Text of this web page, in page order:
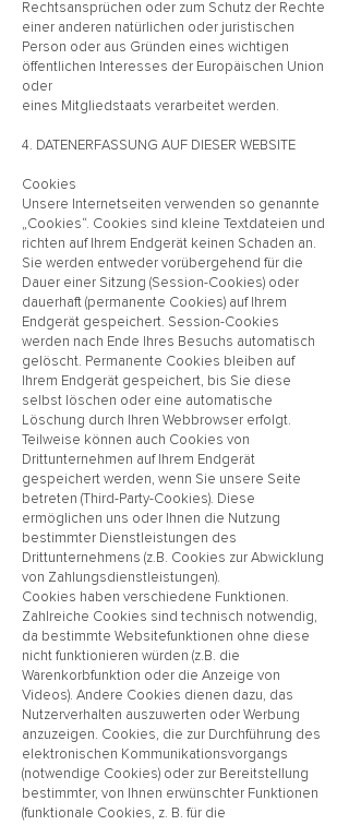
Rechtsansprüchen oder zum Schutz der Rechte
einer anderen natürlichen oder juristischen
Person oder aus Gründen eines wichtigen
öffentlichen Interesses der Europäischen Union
oder
eines Mitgliedstaats verarbeitet werden.
4. DATENERFASSUNG AUF DIESER WEBSITE
Cookies
Unsere Internetseiten verwenden so genannte
„Cookies“. Cookies sind kleine Textdateien und
richten auf Ihrem Endgerät keinen Schaden an.
Sie werden entweder vorübergehend für die
Dauer einer Sitzung (Session-Cookies) oder
dauerhaft (permanente Cookies) auf Ihrem
Endgerät gespeichert. Session-Cookies
werden nach Ende Ihres Besuchs automatisch
gelöscht. Permanente Cookies bleiben auf
Ihrem Endgerät gespeichert, bis Sie diese
selbst löschen oder eine automatische
Löschung durch Ihren Webbrowser erfolgt.
Teilweise können auch Cookies von
Drittunternehmen auf Ihrem Endgerät
gespeichert werden, wenn Sie unsere Seite
betreten (Third-Party-Cookies). Diese
ermöglichen uns oder Ihnen die Nutzung
bestimmter Dienstleistungen des
Drittunternehmens (z.B. Cookies zur Abwicklung
von Zahlungsdienstleistungen).
Cookies haben verschiedene Funktionen.
Zahlreiche Cookies sind technisch notwendig,
da bestimmte Websitefunktionen ohne diese
nicht funktionieren würden (z.B. die
Warenkorbfunktion oder die Anzeige von
Videos). Andere Cookies dienen dazu, das
Nutzerverhalten auszuwerten oder Werbung
anzuzeigen. Cookies, die zur Durchführung des
elektronischen Kommunikationsvorgangs
(notwendige Cookies) oder zur Bereitstellung
bestimmter, von Ihnen erwünschter Funktionen
(funktionale Cookies, z. B. für die